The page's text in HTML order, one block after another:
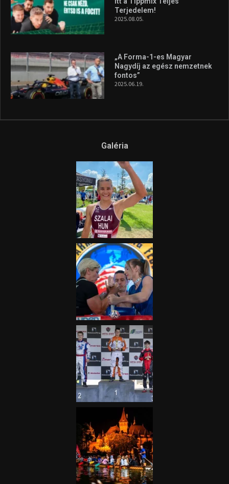
Terjedelem!
2025.08.05.
„A Forma-1-es Magyar
Nagydíj az egész nemzetnek
fontos”
2025.06.19.
Galéria